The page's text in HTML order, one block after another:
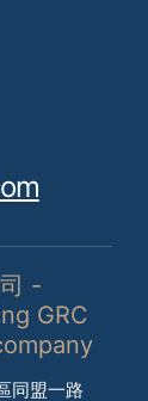
-
GRC
同盟一路